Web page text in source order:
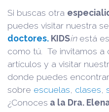
Si buscas otra
puedes visitar nuestra
doctores. KIDSinestá
como tú. Te invitamos a
artículos y a visitar
donde puedes
sobre escuelas clases
¿Conoces a la Dra.